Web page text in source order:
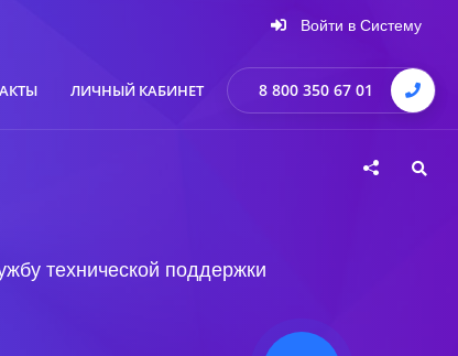
Войти в Систему
ЛИЧНЫЙ КАБИНЕТ 8 800 350 67 01
технической поддержки